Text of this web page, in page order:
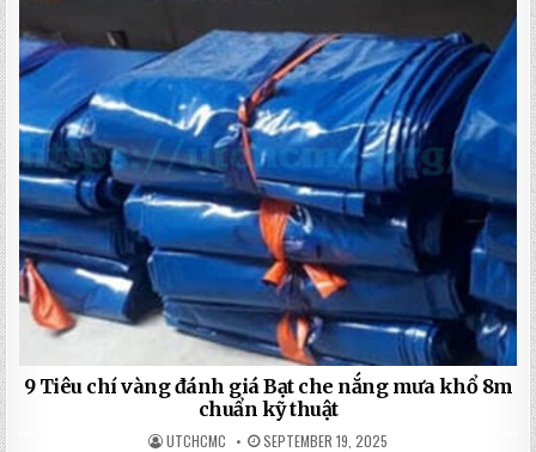
9 Tiêu chí vàng đánh giá Bạt che nắng mưa khổ 8m
chuẩn kỹ thuật
UTCHCMC SEPTEMBER 19, 2025